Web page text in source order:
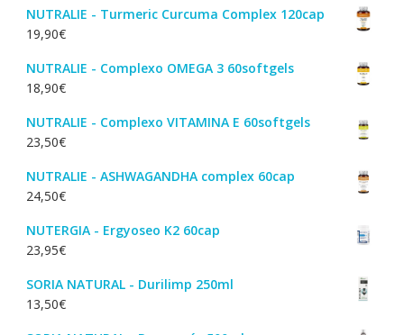
NUTRALIE - Turmeric Curcuma Complex 120cap
19,90€
NUTRALIE - Complexo OMEGA 3 60softgels
18,90€
NUTRALIE - Complexo VITAMINA E 60softgels
23,50€
NUTRALIE - ASHWAGANDHA complex 60cap
24,50€
NUTERGIA - Ergyoseo K2 60cap
23,95€
SORIA NATURAL - Durilimp 250ml
13,50€